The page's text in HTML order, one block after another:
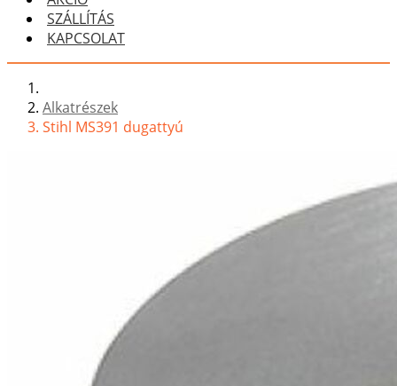
SZÁLLÍTÁS
KAPCSOLAT
Alkatrészek
Stihl MS391 dugattyú